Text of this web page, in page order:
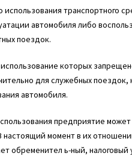
использования транспортного
автомобиля либо
поездок.
использование которых
для служебных
автомобиля.
предприятие
настоящий момент в их
обременител ь-ный, налоговый